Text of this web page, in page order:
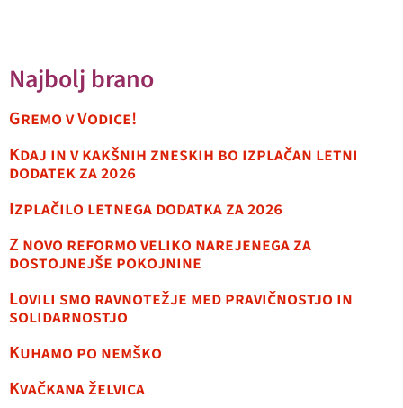
Najbolj brano
Gremo v Vodice!
Kdaj in v kakšnih zneskih bo izplačan letni
dodatek za 2026
Izplačilo letnega dodatka za 2026
Z novo reformo veliko narejenega za
dostojnejše pokojnine
Lovili smo ravnotežje med pravičnostjo in
solidarnostjo
Kuhamo po nemško
Kvačkana želvica